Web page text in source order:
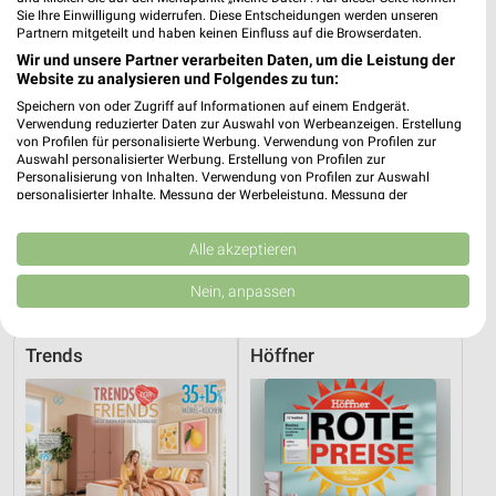
Gültig bis Di. 01.09. Gültig bis Di. 01.09.
Trends Höffner
Sie Ihre Einwilligung widerrufen. Diese Entscheidungen werden unseren
Partnern mitgeteilt und haben keinen Einfluss auf die Browserdaten.
Wir und unsere Partner verarbeiten Daten, um die Leistung der
Website zu analysieren und Folgendes zu tun:
Speichern von oder Zugriff auf Informationen auf einem Endgerät.
Verwendung reduzierter Daten zur Auswahl von Werbeanzeigen. Erstellung
von Profilen für personalisierte Werbung. Verwendung von Profilen zur
Auswahl personalisierter Werbung. Erstellung von Profilen zur
Personalisierung von Inhalten. Verwendung von Profilen zur Auswahl
personalisierter Inhalte. Messung der Werbeleistung. Messung der
Kombinationen von Daten aus verschiedenen Quellen. Entwicklung und
Verbesserung der Angebote. Verwendung reduzierter Daten zur Auswahl
von Inhalten.
Daten können außerhalb der Europäischen Union weitergegeben und in die
USA gesendet werden.
Website/App.
Wir nutzen Ihre Daten für folgende Zwecke:
IAB-Verarbeitungszwecke:
Speichern von oder Zugriff auf Informationen
auf einem Endgerät
Alle akzeptieren
Nein, anpassen